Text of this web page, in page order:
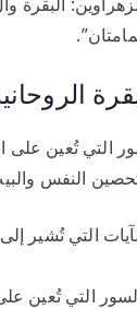
التي تُعين على
النفس
التي تُشير إلى
التي تُعين